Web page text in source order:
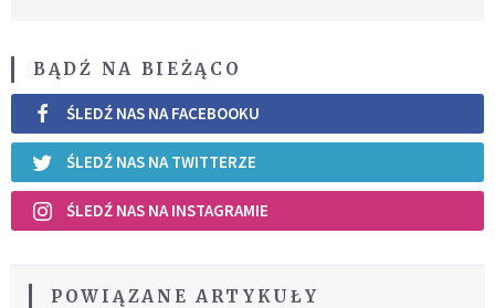
BĄDŹ NA BIEŻĄCO
ŚLEDŹ NAS NA FACEBOOKU
ŚLEDŹ NAS NA TWITTERZE
ŚLEDŹ NAS NA INSTAGRAMIE
POWIĄZANE ARTYKUŁY